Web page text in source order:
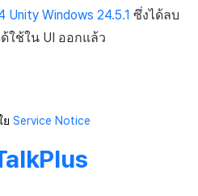
Unity Windows 24.5.1 ซึ่งได้ลบ
ใช้ใน UI ออกแล้ว
ย Service Notice